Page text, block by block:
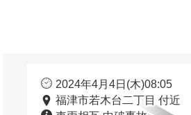
2024年4月4日(木)08:05
福津市若木台二丁目 付近